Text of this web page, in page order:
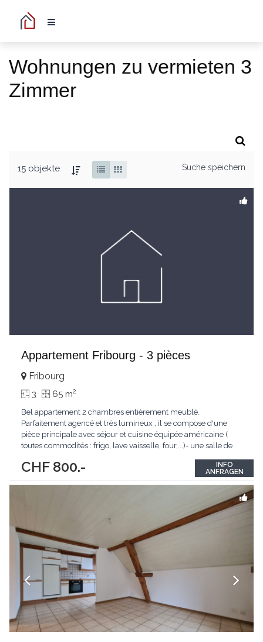
Wohnungen zu vermieten 3
Zimmer
15 objekte Suche speichern
Appartement Fribourg - 3 pièces
CHF 800.-
Fribourg
3 65 m2
Bel appartement 2 chambres entièrement meublé.
Parfaitement agencé et très lumineux , il se compose d'une
pièce principale avec séjour et cuisine équipée américaine (
toutes commodités : frigo, lave vaisselle, four,...)- une salle de
buanderie.Cet appartement vous charmera par ses nombreux
avantages, tels que :- Aménagé avec beaucoup...
INFO
ANFRAGEN